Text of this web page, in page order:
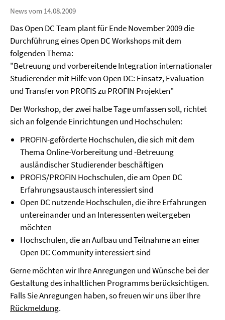
News vom 14.08.2009
Das Open DC Team plant für Ende November 2009 die
Durchführung eines Open DC Workshops mit dem
folgenden Thema:
"Betreuung und vorbereitende Integration internationaler
Studierender mit Hilfe von Open DC: Einsatz, Evaluation
und Transfer von PROFIS zu PROFIN Projekten"
Der Workshop, der zwei halbe Tage umfassen soll, richtet
sich an folgende Einrichtungen und Hochschulen:
PROFIN-geförderte Hochschulen, die sich mit dem
Thema Online-Vorbereitung und -Betreuung
ausländischer Studierender beschäftigen
PROFIS/PROFIN Hochschulen, die am Open DC
Erfahrungsaustausch interessiert sind
Open DC nutzende Hochschulen, die ihre Erfahrungen
untereinander und an Interessenten weitergeben
möchten
Hochschulen, die an Aufbau und Teilnahme an einer
Open DC Community interessiert sind
Gerne möchten wir Ihre Anregungen und Wünsche bei der
Gestaltung des inhaltlichen Programms berücksichtigen.
Falls Sie Anregungen haben, so freuen wir uns über Ihre
Rückmeldung.